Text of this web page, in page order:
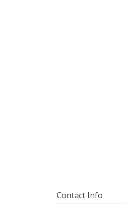
Contact Info